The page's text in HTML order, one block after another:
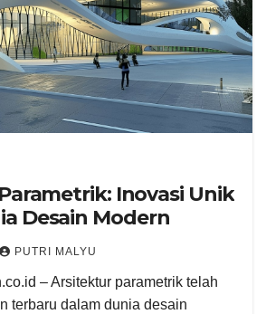
Inovasi Unik
Desain Modern
PUTRI MALYU
– Arsitektur parametrik telah
terbaru dalam dunia desain